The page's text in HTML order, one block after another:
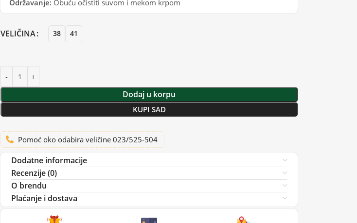
Održavanje: Obuću očistiti suvom i mekom krpom
VELIČINA 38 41
Dodaj u korpu
KUPI SAD
Pomoć oko odabira veličine 023/525-504
Dodatne informacije
Recenzije (0)
O brendu
Plaćanje i dostava